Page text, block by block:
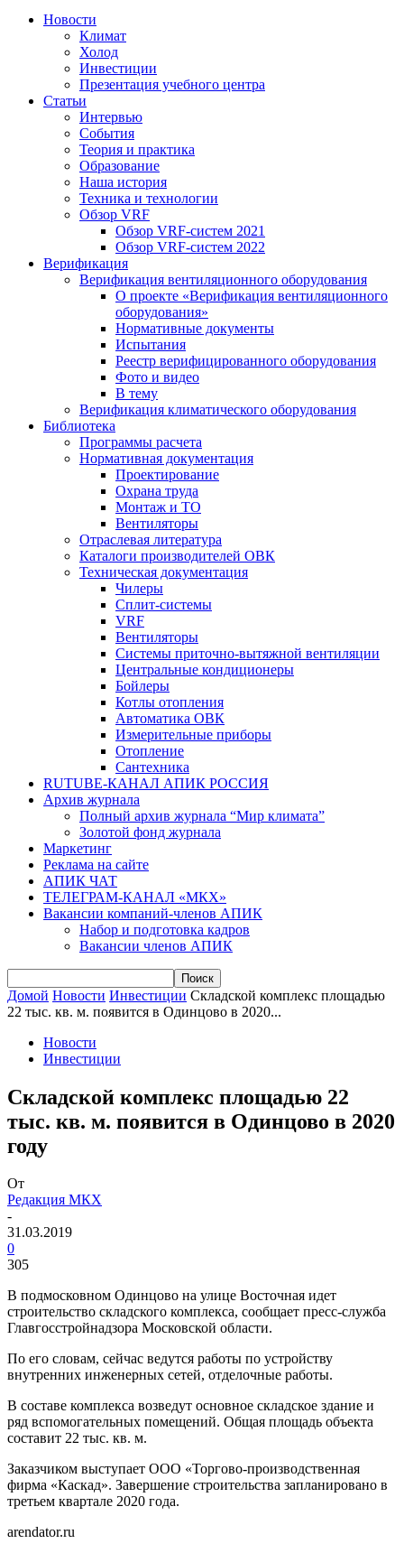
Новости
Климат
Холод
Инвестиции
Презентация учебного центра
Статьи
Интервью
События
Теория и практика
Образование
Наша история
Техника и технологии
Обзор VRF
Обзор VRF-систем 2021
Обзор VRF-систем 2022
Верификация
Верификация вентиляционного оборудования
О проекте «Верификация вентиляционного
оборудования»
Нормативные документы
Испытания
Реестр верифицированного оборудования
Фото и видео
В тему
Верификация климатического оборудования
Библиотека
Программы расчета
Нормативная документация
Проектирование
Охрана труда
Монтаж и ТО
Вентиляторы
Отраслевая литература
Каталоги производителей ОВК
Техническая документация
Чилеры
Сплит-системы
VRF
Вентиляторы
Системы приточно-вытяжной вентиляции
Центральные кондиционеры
Бойлеры
Котлы отопления
Автоматика ОВК
Измерительные приборы
Отопление
Сантехника
RUTUBE-КАНАЛ АПИК РОССИЯ
Архив журнала
Полный архив журнала “Мир климата”
Золотой фонд журнала
Маркетинг
Реклама на сайте
АПИК ЧАТ
ТЕЛЕГРАМ-КАНАЛ «МКХ»
Вакансии компаний-членов АПИК
Набор и подготовка кадров
Вакансии членов АПИК
Домой Новости Инвестиции Складской комплекс площадью
22 тыс. кв. м. появится в Одинцово в 2020...
Новости
Инвестиции
Складской комплекс площадью 22
тыс. кв. м. появится в Одинцово в 2020
году
От
Редакция МКХ
-
31.03.2019
0
305
В подмосковном Одинцово на улице Восточная идет
строительство складского комплекса, сообщает пресс-служба
Главгосстройнадзора Московской области.
По его словам, сейчас ведутся работы по устройству
внутренних инженерных сетей, отделочные работы.
В составе комплекса возведут основное складское здание и
ряд вспомогательных помещений. Общая площадь объекта
составит 22 тыс. кв. м.
Заказчиком выступает ООО «Торгово-производственная
фирма «Каскад». Завершение строительства запланировано в
третьем квартале 2020 года.
arendator.ru